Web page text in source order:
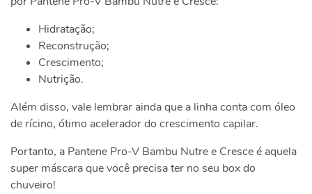
Hidratação;
Reconstrução;
Crescimento;
Nutrição.
Além disso, vale lembrar ainda que a linha conta com óleo
de rícino, ótimo acelerador do crescimento capilar.
Portanto, a Pantene Pro-V Bambu Nutre e Cresce é aquela
super máscara que você precisa ter no seu box do
chuveiro!